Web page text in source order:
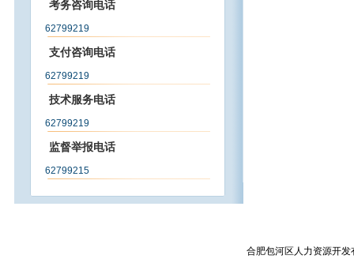
考务咨询电话
62799219
支付咨询电话
62799219
技术服务电话
62799219
监督举报电话
62799215
合肥包河区人力资源开